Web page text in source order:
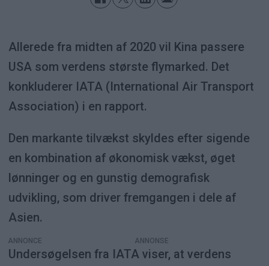
Allerede fra midten af 2020 vil Kina passere
USA som verdens største flymarked. Det
konkluderer IATA (International Air Transport
Association) i en rapport.
Den markante tilvækst skyldes efter sigende
en kombination af økonomisk vækst, øget
lønninger og en gunstig demografisk
udvikling, som driver fremgangen i dele af
Asien.
ANNONCE
Undersøgelsen fra IATA viser, at verdens